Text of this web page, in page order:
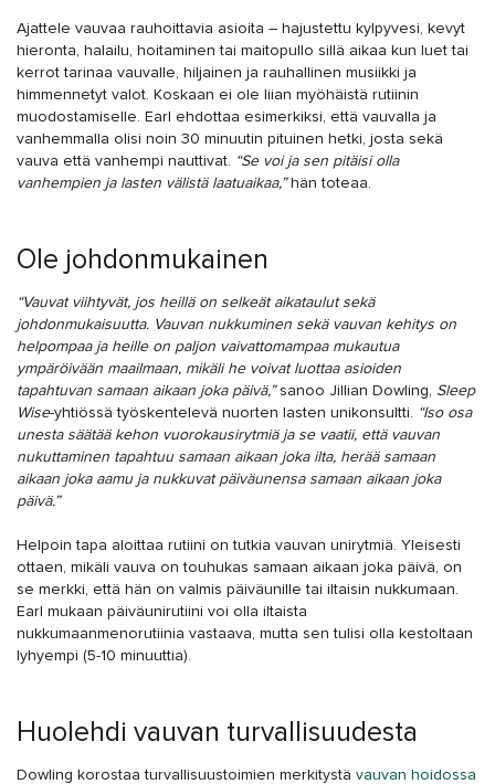
Ajattele vauvaa rauhoittavia asioita – hajustettu kylpyvesi, kevyt
hieronta, halailu, hoitaminen tai maitopullo sillä aikaa kun luet tai
kerrot tarinaa vauvalle, hiljainen ja rauhallinen musiikki ja
himmennetyt valot. Koskaan ei ole liian myöhäistä rutiinin
muodostamiselle. Earl ehdottaa esimerkiksi, että vauvalla ja
vanhemmalla olisi noin 30 minuutin pituinen hetki, josta sekä
vauva että vanhempi nauttivat. “Se voi ja sen pitäisi olla
vanhempien ja lasten välistä laatuaikaa,”hän toteaa.
Ole johdonmukainen
“Vauvat viihtyvät, jos heillä on selkeät aikataulut sekä
johdonmukaisuutta. Vauvan nukkuminen sekä vauvan kehitys on
helpompaa ja heille on paljon vaivattomampaa mukautua
ympäröivään maailmaan, mikäli he voivat luottaa asioiden
tapahtuvan samaan aikaan joka päivä,”sanoo Jillian Dowling, Sleep
Wise-yhtiössä työskentelevä nuorten lasten unikonsultti. “Iso osa
unesta säätää kehon vuorokausirytmiä ja se vaatii, että vauvan
nukuttaminen tapahtuu samaan aikaan joka ilta, herää samaan
aikaan joka aamu ja nukkuvat päiväunensa samaan aikaan joka
päivä.”
Helpoin tapa aloittaa rutiini on tutkia vauvan unirytmiä. Yleisesti
ottaen, mikäli vauva on touhukas samaan aikaan joka päivä, on
se merkki, että hän on valmis päiväunille tai iltaisin nukkumaan.
Earl mukaan päiväunirutiini voi olla iltaista
nukkumaanmenorutiinia vastaava, mutta sen tulisi olla kestoltaan
lyhyempi (5-10 minuuttia).
Huolehdi vauvan turvallisuudesta
Dowling korostaa turvallisuustoimien merkitystä vauvan hoidossa